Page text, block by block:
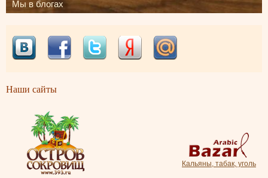
Мы в блогах
Наши сайты
Кальяны, табак, уголь